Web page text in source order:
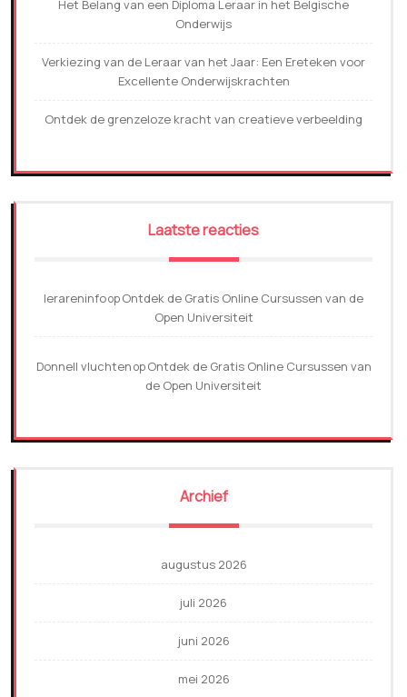
Het Belang van een Diploma Leraar in het Belgische
Onderwijs
Verkiezing van de Leraar van het Jaar: Een Ereteken voor
Excellente Onderwijskrachten
Ontdek de grenzeloze kracht van creatieve verbeelding
Laatste reacties
lerareninfoopOntdek de Gratis Online Cursussen van de
Open Universiteit
Donnell vluchtenopOntdek de Gratis Online Cursussen van
de Open Universiteit
Archief
augustus 2026
juli 2026
juni 2026
mei 2026